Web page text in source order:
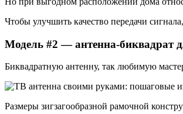
Чтобы улучшить качество передачи
Модель #2 — антенна-биквадрат
Биквадратную антенну, так любимую
Размеры зигзагообразной рамочной